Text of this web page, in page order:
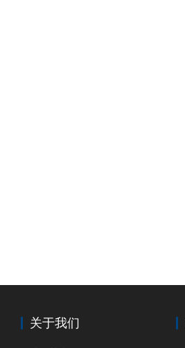
关于我们